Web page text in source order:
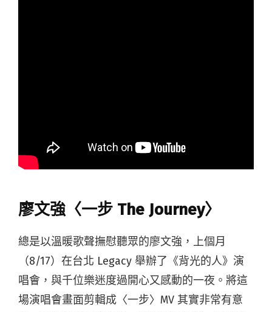
廖文強〈一步 The Journey〉
總是以溫暖歌聲撫慰聽眾的廖文強，上個月
（8/17）在台北 Legacy 舉辦了《背光的人》演
唱會，與千位樂迷度過開心又感動的一夜。將這
場演唱會畫面剪輯成〈一步〉MV 其實非常有意